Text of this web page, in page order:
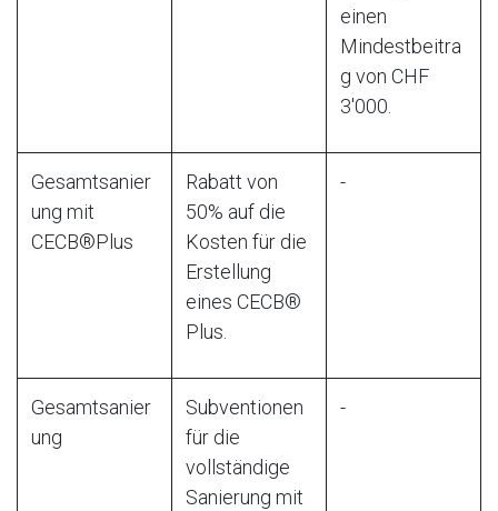
einen
Mindestbeitra
g von CHF
3'000.
Gesamtsanier
ung mit
CECB®Plus
Rabatt von
50% auf die
Kosten für die
Erstellung
eines CECB®
Plus.
-
Gesamtsanier
ung
Subventionen
für die
vollständige
Sanierung mit
-